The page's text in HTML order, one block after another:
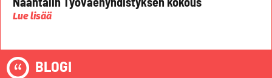
Lue lisää
BLOGI